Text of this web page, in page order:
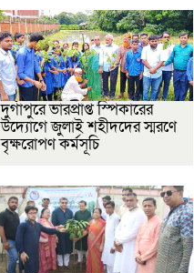
দুর্গাপুরে ভারপ্রাপ্ত স্পিকারের
উদ্যোগে জুলাই শহীদদের স্মরণে
বৃক্ষরোপণ কর্মসূচি